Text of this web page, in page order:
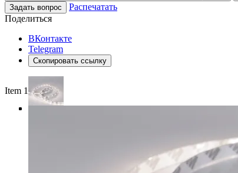
Задать вопрос
Распечатать
Поделиться
ВКонтакте
Telegram
Скопировать ссылку
Item 1 of 4